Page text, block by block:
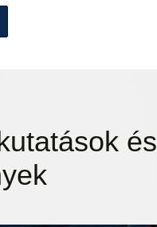
kutatások és